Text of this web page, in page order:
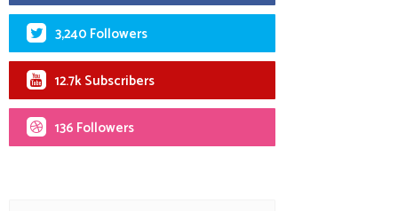
3,240 Followers
12.7k Subscribers
136 Followers